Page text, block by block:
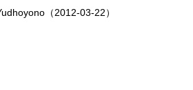
（2012-03-22）